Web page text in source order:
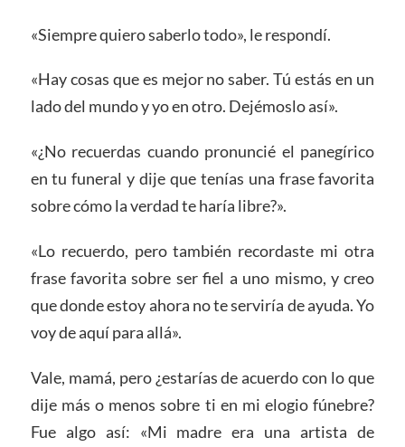
«Siempre quiero saberlo todo», le respondí.
«Hay cosas que es mejor no saber. Tú estás en un
lado del mundo y yo en otro. Dejémoslo así».
«¿No recuerdas cuando pronuncié el panegírico
en tu funeral y dije que tenías una frase favorita
sobre cómo la verdad te haría libre?».
«Lo recuerdo, pero también recordaste mi otra
frase favorita sobre ser fiel a uno mismo, y creo
que donde estoy ahora no te serviría de ayuda. Yo
voy de aquí para allá».
Vale, mamá, pero ¿estarías de acuerdo con lo que
dije más o menos sobre ti en mi elogio fúnebre?
Fue algo así: «Mi madre era una artista de